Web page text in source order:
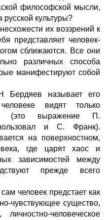
философской мысли,
русской культуры?
их воззрений к
представляет человек-
сближаются. Все они
различных способа
манифе­стируют собой
Бердяев называет его
видят только
(это выражение П.
и С. Франк).
на поверхностном,
где царят хаос и
зависимостей между
прежде всего
человек предстает как
чувствующее существо,
человеческое